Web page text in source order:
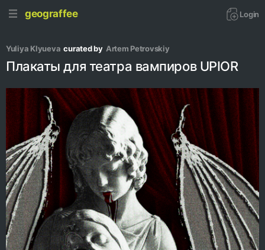
geograffee Login
Yuliya Klyueva curated by Artem Petrovskiy
Плакаты для театра вампиров UPIOR